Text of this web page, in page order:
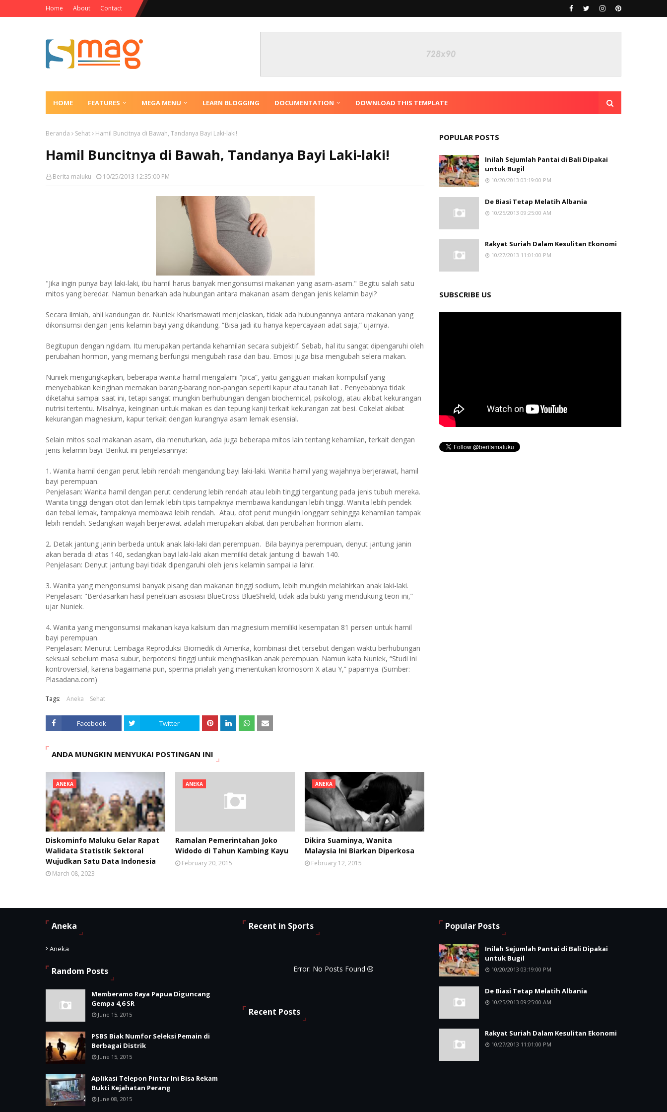
Home About Contact
HOME FEATURES MEGA MENU LEARN BLOGGING DOCUMENTATION DOWNLOAD THIS TEMPLATE
Beranda Sehat Hamil Buncitnya di Bawah, Tandanya Bayi Laki-laki!
Hamil Buncitnya di Bawah, Tandanya Bayi Laki-laki!
Berita maluku 10/25/2013 12:35:00 PM
"Jika ingin punya bayi laki-laki, ibu hamil harus banyak mengonsumsi makanan yang asam-asam." Begitu salah satu
mitos yang beredar. Namun benarkah ada hubungan antara makanan asam dengan jenis kelamin bayi?
Secara ilmiah, ahli kandungan dr. Nuniek Kharismawati menjelaskan, tidak ada hubungannya antara makanan yang
dikonsumsi dengan jenis kelamin bayi yang dikandung. “Bisa jadi itu hanya kepercayaan adat saja,” ujarnya.
Begitupun dengan ngidam. Itu merupakan pertanda kehamilan secara subjektif. Sebab, hal itu sangat dipengaruhi oleh
perubahan hormon, yang memang berfungsi mengubah rasa dan bau. Emosi juga bisa mengubah selera makan.
Nuniek mengungkapkan, beberapa wanita hamil mengalami “pica”, yaitu gangguan makan kompulsif yang
menyebabkan keinginan memakan barang-barang non-pangan seperti kapur atau tanah liat . Penyebabnya tidak
diketahui sampai saat ini, tetapi sangat mungkin berhubungan dengan biochemical, psikologi, atau akibat kekurangan
nutrisi tertentu. Misalnya, keinginan untuk makan es dan tepung kanji terkait kekurangan zat besi. Cokelat akibat
kekurangan magnesium, kapur terkait dengan kurangnya asam lemak esensial.
Selain mitos soal makanan asam, dia menuturkan, ada juga beberapa mitos lain tentang kehamilan, terkait dengan
jenis kelamin bayi. Berikut ini penjelasannya:
1. Wanita hamil dengan perut lebih rendah mengandung bayi laki-laki. Wanita hamil yang wajahnya berjerawat, hamil
bayi perempuan.
Penjelasan: Wanita hamil dengan perut cenderung lebih rendah atau lebih tinggi tergantung pada jenis tubuh mereka.
Wanita tinggi dengan otot dan lemak lebih tipis tampaknya membawa kandungan lebih tinggi. Wanita lebih pendek
dan tebal lemak, tampaknya membawa lebih rendah. Atau, otot perut mungkin longgarr sehingga kehamilan tampak
lebih rendah. Sedangkan wajah berjerawat adalah merupakan akibat dari perubahan hormon alami.
2. Detak jantung janin berbeda untuk anak laki-laki dan perempuan. Bila bayinya perempuan, denyut jantung janin
akan berada di atas 140, sedangkan bayi laki-laki akan memiliki detak jantung di bawah 140.
Penjelasan: Denyut jantung bayi tidak dipengaruhi oleh jenis kelamin sampai ia lahir.
3. Wanita yang mengonsumsi banyak pisang dan makanan tinggi sodium, lebih mungkin melahirkan anak laki-laki.
Penjelasan: "Berdasarkan hasil penelitian asosiasi BlueCross BlueShield, tidak ada bukti yang mendukung teori ini,”
ujar Nuniek.
4. Wanita yang mengonsumsi makanan kaya kalsium dan magnesium memiliki kesempatan 81 persen untuk hamil
bayi perempuan.
Penjelasan: Menurut Lembaga Reproduksi Biomedik di Amerika, kombinasi diet tersebut dengan waktu berhubungan
seksual sebelum masa subur, berpotensi tinggi untuk menghasilkan anak perempuan. Namun kata Nuniek, “Studi ini
kontroversial, karena bagaimana pun, sperma prialah yang menentukan kromosom X atau Y,” paparnya. (Sumber:
Plasadana.com)
Tags: Aneka Sehat
Facebook Twitter
ANDA MUNGKIN MENYUKAI POSTINGAN INI
ANEKA
Diskominfo Maluku Gelar Rapat
Walidata Statistik Sektoral
Wujudkan Satu Data Indonesia
March 08, 2023
ANEKA
Ramalan Pemerintahan Joko
Widodo di Tahun Kambing Kayu
February 20, 2015
ANEKA
Dikira Suaminya, Wanita
Malaysia Ini Biarkan Diperkosa
February 12, 2015
POPULAR POSTS
Inilah Sejumlah Pantai di Bali Dipakai
untuk Bugil
10/20/2013 03:19:00 PM
De Biasi Tetap Melatih Albania
10/25/2013 09:25:00 AM
Rakyat Suriah Dalam Kesulitan Ekonomi
10/27/2013 11:01:00 PM
SUBSCRIBE US
Aneka
Aneka
Random Posts
Memberamo Raya Papua Diguncang
Gempa 4,6 SR
June 15, 2015
PSBS Biak Numfor Seleksi Pemain di
Berbagai Distrik
June 15, 2015
Aplikasi Telepon Pintar Ini Bisa Rekam
Bukti Kejahatan Perang
June 08, 2015
Recent in Sports
Error: No Posts Found
Recent Posts
Popular Posts
Inilah Sejumlah Pantai di Bali Dipakai
untuk Bugil
10/20/2013 03:19:00 PM
De Biasi Tetap Melatih Albania
10/25/2013 09:25:00 AM
Rakyat Suriah Dalam Kesulitan Ekonomi
10/27/2013 11:01:00 PM